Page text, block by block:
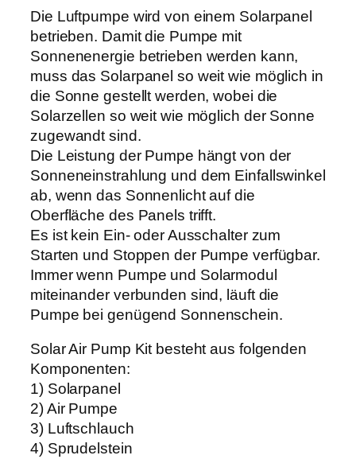
0
€
p
u
m
p
B
o
x
M
e
n
g
e
Die Luftpumpe wird von einem Solarpanel
betrieben. Damit die Pumpe mit
Sonnenenergie betrieben werden kann,
muss das Solarpanel so weit wie möglich in
die Sonne gestellt werden, wobei die
Solarzellen so weit wie möglich der Sonne
zugewandt sind.
Die Leistung der Pumpe hängt von der
Sonneneinstrahlung und dem Einfallswinkel
ab, wenn das Sonnenlicht auf die
Oberfläche des Panels trifft.
Es ist kein Ein- oder Ausschalter zum
Starten und Stoppen der Pumpe verfügbar.
Immer wenn Pumpe und Solarmodul
miteinander verbunden sind, läuft die
Pumpe bei genügend Sonnenschein.
Solar Air Pump Kit besteht aus folgenden
Komponenten:
1) Solarpanel
2) Air Pumpe
3) Luftschlauch
4) Sprudelstein